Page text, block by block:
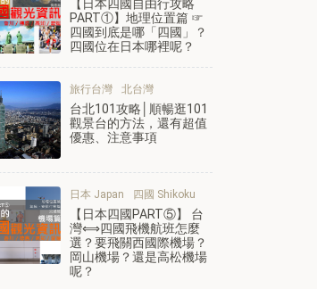
【日本四國自由行攻略
PART①】地理位置篇 ☞
四國到底是哪「四國」？
四國位在日本哪裡呢？
旅行台灣 北台灣
台北101攻略│順暢逛101
觀景台的方法，還有超值
優惠、注意事項
日本 Japan 四國 Shikoku
【日本四國PART⑤】 台
灣⟺四國飛機航班怎麼
選？要飛關西國際機場？
岡山機場？還是高松機場
呢？